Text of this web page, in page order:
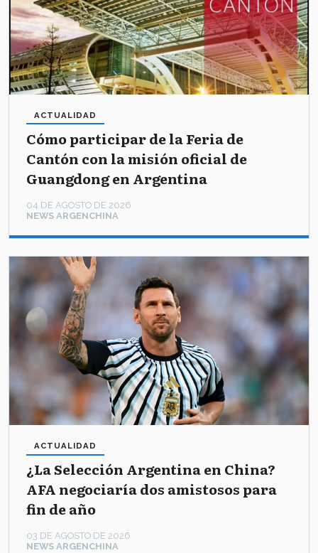
Cómo participar de la Feria de
Cantón con la misión oficial de
Guangdong en Argentina
NEWS ARGENCHINA
ACTUALIDAD
04 DE AGOSTO DE 2026
¿La Selección Argentina en China?
AFA negociaría dos amistosos para
fin de año
NEWS ARGENCHINA
ACTUALIDAD
03 DE AGOSTO DE 2026